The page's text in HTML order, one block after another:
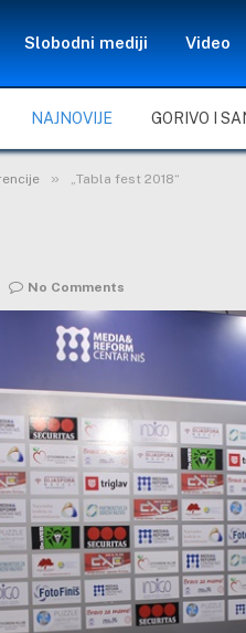
Slobodni mediji Video
NAJNOVIJE
» „Tabla fest 2018“
No Comments